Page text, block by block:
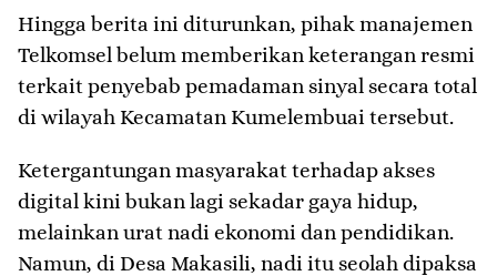
​Hingga berita ini diturunkan, pihak manajemen
Telkomsel belum memberikan keterangan resmi
terkait penyebab pemadaman sinyal secara total
di wilayah Kecamatan Kumelembuai tersebut.
Ketergantungan masyarakat terhadap akses
digital kini bukan lagi sekadar gaya hidup,
melainkan urat nadi ekonomi dan pendidikan.
Namun, di Desa Makasili, nadi itu seolah dipaksa